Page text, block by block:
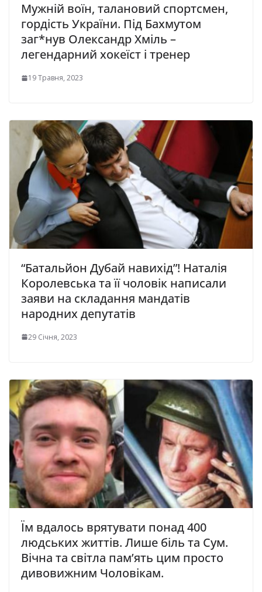
Мужній воїн, талановий спортсмен,
гордість України. Під Бахмутом
заг*нув Олександр Хміль –
легендарний хокеїст і тренер
19 Травня, 2023
“Батальйон Дубай навихід”! Наталія
Королевська та її чоловік написали
заяви на складання мандатів
народних депутатів
29 Січня, 2023
Їм вдалось врятувати понад 400
людських життів. Лише біль та Сум.
Вічна та світла пам’ять цим просто
дивовижним Чоловікам.